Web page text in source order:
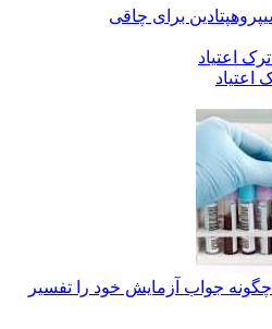
برای چاقی
اعتیاد
جواب آزمایش خود را تفسیر